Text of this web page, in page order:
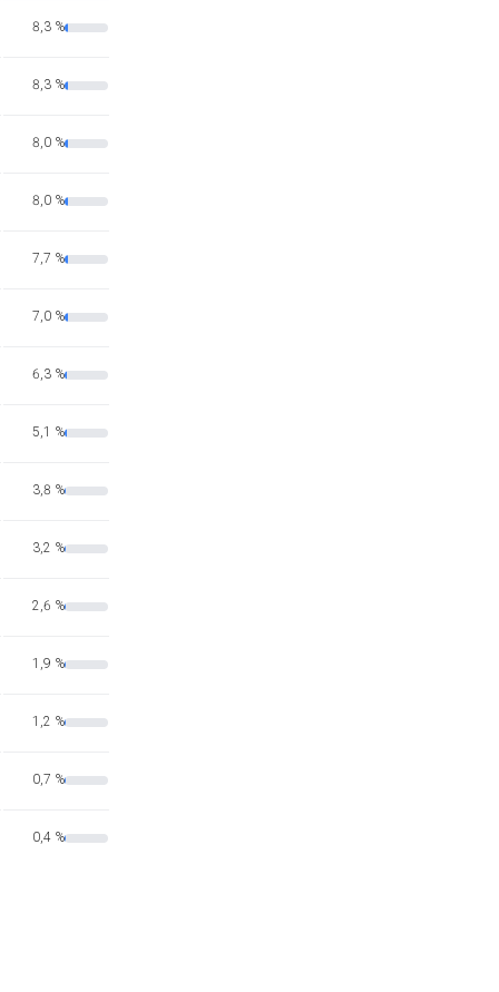
8,3 %
8,3 %
8,0 %
8,0 %
7,7 %
7,0 %
6,3 %
5,1 %
3,8 %
3,2 %
2,6 %
1,9 %
1,2 %
0,7 %
0,4 %